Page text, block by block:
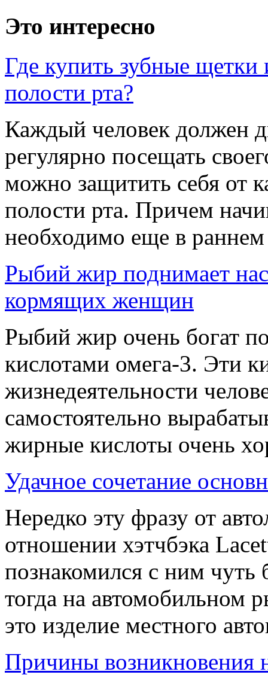
Это интересно
Где купить зубные щетки
полости рта?
Каждый человек должен
регулярно посещать
можно защитить себя от
полости рта. Причем
необходимо еще в раннем
Рыбий жир поднимает
кормящих женщин
Рыбий жир очень богат
кислотами омега-3. Эти
жизнедеятельности
самостоятельно
жирные кислоты очень
Удачное сочетание
Нередко эту фразу от
отношении хэтчбэка
познакомился с ним чуть
тогда на
это изделие местного
Причины возникновения